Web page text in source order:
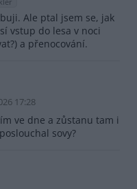
Ale ptal jsem se, jak
vstup do lesa v noci
a přenocování.
17:28
ve dne a zůstanu tam i
sovy?